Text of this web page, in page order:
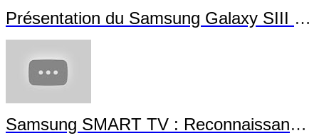
Présentation du Samsung Galaxy SIII
Samsung SMART TV : Reconnaissance